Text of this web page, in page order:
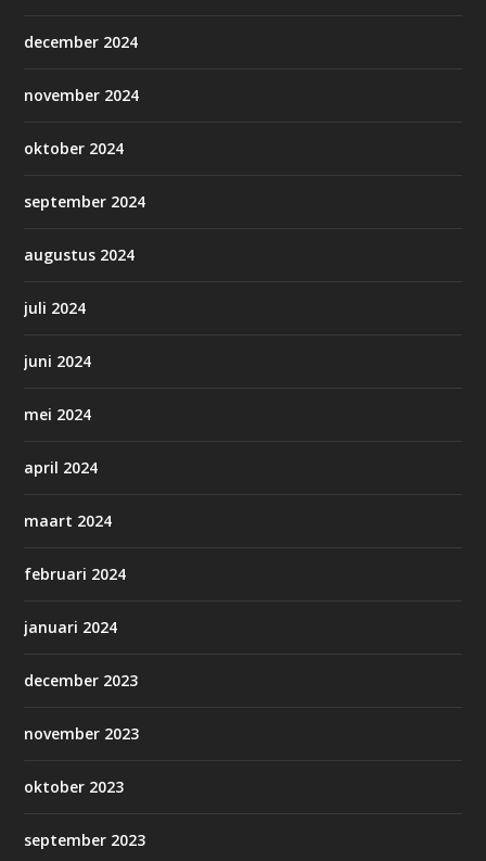
december 2024
november 2024
oktober 2024
september 2024
augustus 2024
juli 2024
juni 2024
mei 2024
april 2024
maart 2024
februari 2024
januari 2024
december 2023
november 2023
oktober 2023
september 2023